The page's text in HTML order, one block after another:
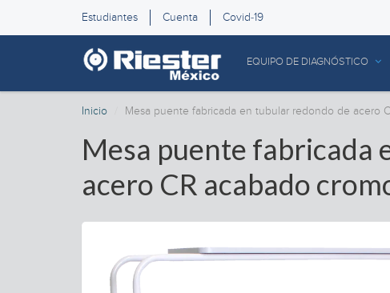
Estudiantes Cuenta Covid-19
EQUIPO DE DIAGNÓSTICO
Inicio Mesa puente fabricada en tubular redondo de acero
Mesa puente fabricada
acero CR acabado